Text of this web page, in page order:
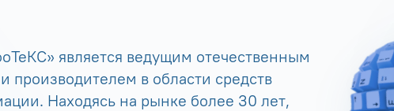
является ведущим отечественным
производителем в области средств
Находясь на рынке более 30 лет,